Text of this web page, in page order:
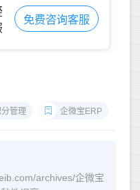
免费咨询客服
管理 企微宝ERP
archives/企微宝